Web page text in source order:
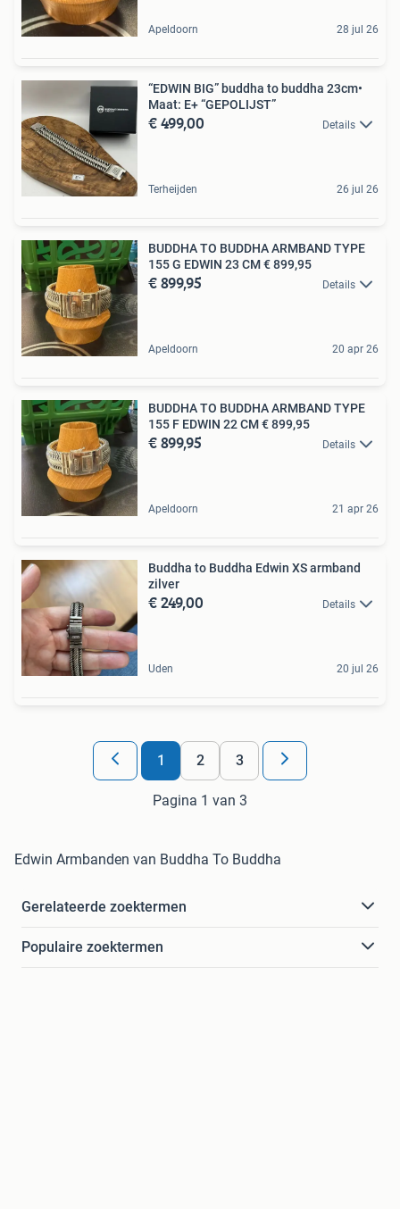
Apeldoorn 28 jul 26
“EDWIN BIG” buddha to buddha 23cm•
Maat: E+ “GEPOLIJST”
€ 499,00 Details
Terheijden 26 jul 26
BUDDHA TO BUDDHA ARMBAND TYPE
155 G EDWIN 23 CM € 899,95
€ 899,95 Details
Apeldoorn 20 apr 26
BUDDHA TO BUDDHA ARMBAND TYPE
155 F EDWIN 22 CM € 899,95
€ 899,95 Details
Apeldoorn 21 apr 26
Buddha to Buddha Edwin XS armband
zilver
€ 249,00 Details
Uden 20 jul 26
1 2 3
Pagina 1 van 3
Edwin Armbanden van Buddha To Buddha
Gerelateerde zoektermen
Populaire zoektermen